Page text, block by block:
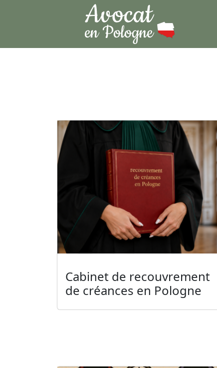
Cabinet de recouvrement
de créances en Pologne